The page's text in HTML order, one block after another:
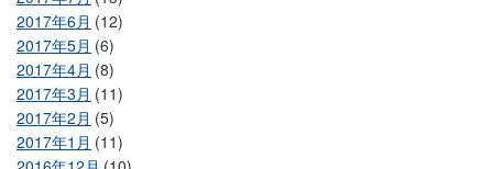
2017年6月 (12)
2017年5月 (6)
2017年4月 (8)
2017年3月 (11)
2017年2月 (5)
2017年1月 (11)